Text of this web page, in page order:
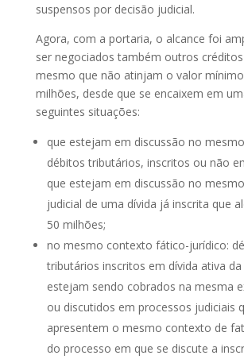
suspensos por decisão judicial.
Agora, com a portaria, o alcance foi
ser negociados também outros
mesmo que não atinjam o valor
milhões, desde que se encaixem em
seguintes situações:
que estejam em discussão no
débitos tributários, inscritos ou não
que estejam em discussão no
judicial de uma dívida já inscrita que
50 milhões;
no mesmo contexto fático-jurídico:
tributários inscritos em dívida ativa da
estejam sendo cobrados na mesma
ou discutidos em processos judiciais
apresentem o mesmo contexto de
do processo em que se discute a